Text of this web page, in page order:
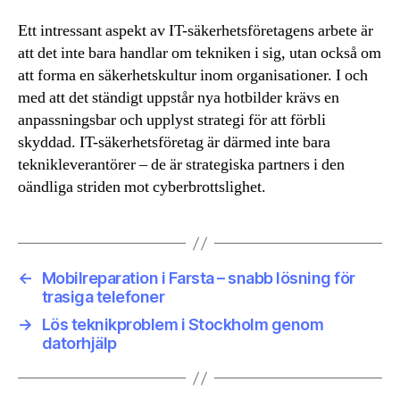
Ett intressant aspekt av IT-säkerhetsföretagens arbete är
att det inte bara handlar om tekniken i sig, utan också om
att forma en säkerhetskultur inom organisationer. I och
med att det ständigt uppstår nya hotbilder krävs en
anpassningsbar och upplyst strategi för att förbli
skyddad. IT-säkerhetsföretag är därmed inte bara
teknikleverantörer – de är strategiska partners i den
oändliga striden mot cyberbrottslighet.
←
Mobilreparation i Farsta – snabb lösning för
trasiga telefoner
→
Lös teknikproblem i Stockholm genom
datorhjälp